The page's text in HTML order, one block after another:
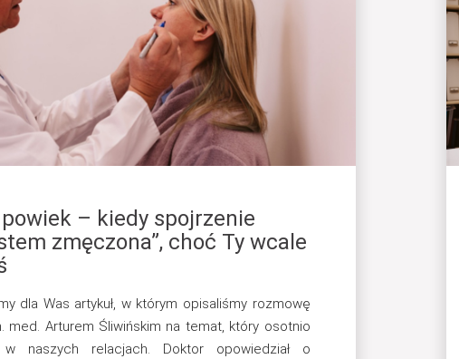
– kiedy spojrzenie
zmęczona”, choć Ty wcale
dla Was artykuł, w którym opisaliśmy rozmowę
med. Arturem Śliwińskim na temat, który osotnio
w naszych relacjach. Doktor opowiedział o